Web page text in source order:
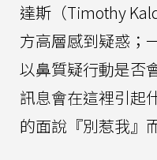
達斯（Timothy
方高層感到疑惑；
以鼻質疑行動是否
訊息會在這裡引起
的面說『別惹我』